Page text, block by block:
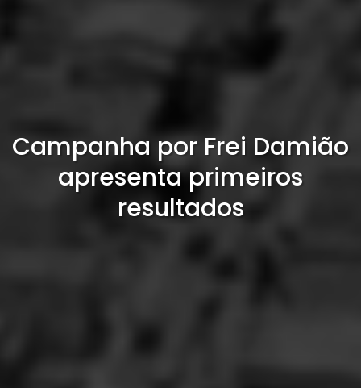
Campanha por Frei Damião
apresenta primeiros
resultados